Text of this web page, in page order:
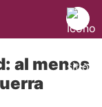
al menos